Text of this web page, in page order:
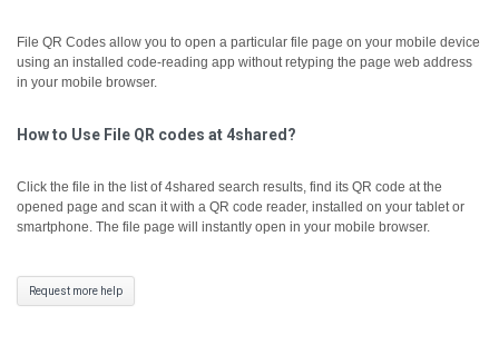
File QR Codes allow you to open a particular file page on your mobile device
using an installed code-reading app without retyping the page web address
in your mobile browser.
How to Use File QR codes at 4shared?
Click the file in the list of 4shared search results, find its QR code at the
opened page and scan it with a QR code reader, installed on your tablet or
smartphone. The file page will instantly open in your mobile browser.
Request more help